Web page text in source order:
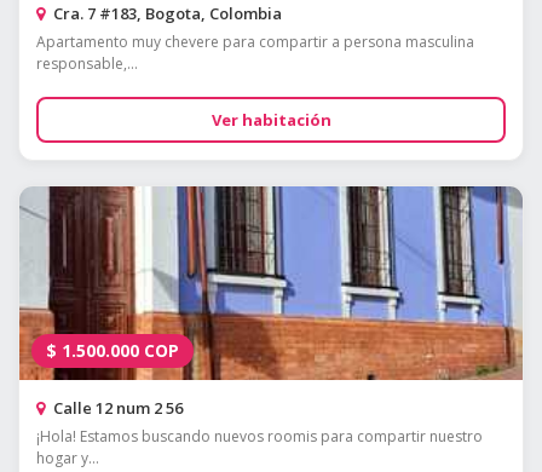
Cra. 7 #183, Bogota, Colombia
Apartamento muy chevere para compartir a persona masculina
responsable,...
Ver habitación
$ 1.500.000 COP
Calle 12 num 2 56
¡Hola! Estamos buscando nuevos roomis para compartir nuestro
hogar y...